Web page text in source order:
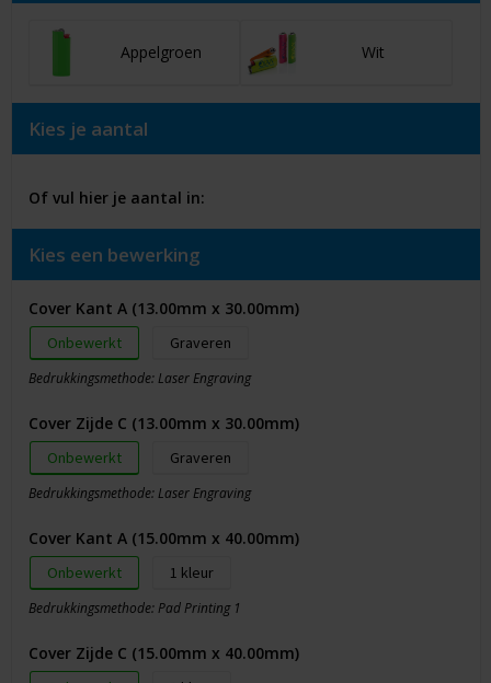
Appelgroen Wit
Kies je aantal
Of vul hier je aantal in:
Kies een bewerking
Cover Kant A (13.00mm x 30.00mm)
Onbewerkt Graveren
Bedrukkingsmethode: Laser Engraving
Cover Zijde C (13.00mm x 30.00mm)
Onbewerkt Graveren
Bedrukkingsmethode: Laser Engraving
Cover Kant A (15.00mm x 40.00mm)
Onbewerkt 1
Bedrukkingsmethode: Pad Printing 1
Cover Zijde C (15.00mm x 40.00mm)